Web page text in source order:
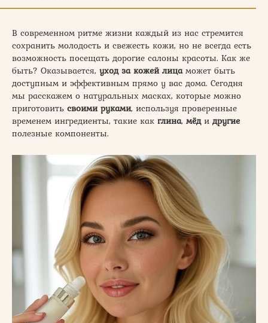
В современном ритме жизни каждый из нас стремится
сохранить молодость и свежесть кожи, но не всегда есть
возможность посещать дорогие салоны красоты. Как же
быть? Оказывается, уход за кожей лицаможет быть
доступным и эффективным прямо у вас дома. Сегодня
мы расскажем о натуральных масках, которые можно
приготовить своими руками, используя проверенные
временем ингредиенты, такие как глина, мёди другие
полезные компоненты.